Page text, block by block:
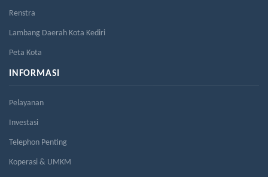
Renstra
Lambang Daerah Kota Kediri
Peta Kota
INFORMASI
Pelayanan
Investasi
Telephon Penting
Koperasi & UMKM